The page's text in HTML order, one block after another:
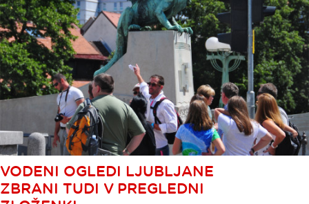
VODENI OGLEDI LJUBLJANE
ZBRANI TUDI V PREGLEDNI